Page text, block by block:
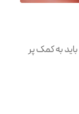
به کمک پر